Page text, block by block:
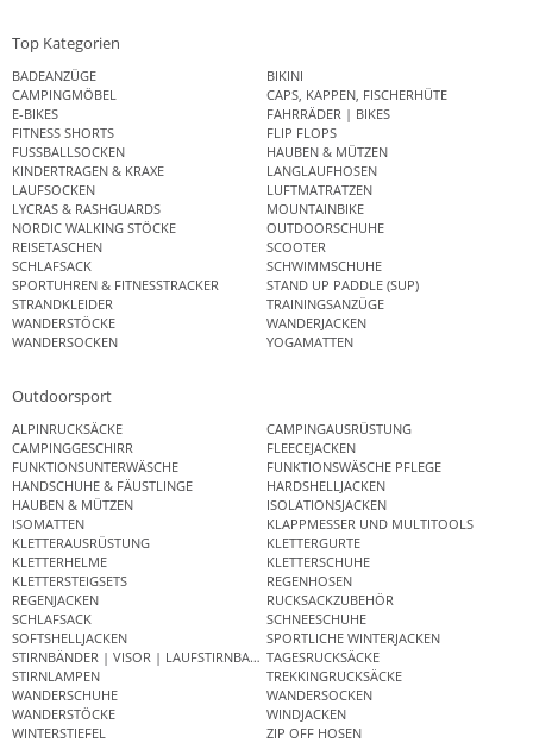
Top Kategorien
BADEANZÜGE
BIKINI
CAMPINGMÖBEL
CAPS, KAPPEN, FISCHERHÜTE
E-BIKES
FAHRRÄDER | BIKES
FITNESS SHORTS
FLIP FLOPS
FUSSBALLSOCKEN
HAUBEN & MÜTZEN
KINDERTRAGEN & KRAXE
LANGLAUFHOSEN
LAUFSOCKEN
LUFTMATRATZEN
LYCRAS & RASHGUARDS
MOUNTAINBIKE
NORDIC WALKING STÖCKE
OUTDOORSCHUHE
REISETASCHEN
SCOOTER
SCHLAFSACK
SCHWIMMSCHUHE
SPORTUHREN & FITNESSTRACKER
STAND UP PADDLE (SUP)
STRANDKLEIDER
TRAININGSANZÜGE
WANDERSTÖCKE
WANDERJACKEN
WANDERSOCKEN
YOGAMATTEN
Outdoorsport
ALPINRUCKSÄCKE
CAMPINGAUSRÜSTUNG
CAMPINGGESCHIRR
FLEECEJACKEN
FUNKTIONSUNTERWÄSCHE
FUNKTIONSWÄSCHE PFLEGE
HANDSCHUHE & FÄUSTLINGE
HARDSHELLJACKEN
HAUBEN & MÜTZEN
ISOLATIONSJACKEN
ISOMATTEN
KLAPPMESSER UND MULTITOOLS
KLETTERAUSRÜSTUNG
KLETTERGURTE
KLETTERHELME
KLETTERSCHUHE
KLETTERSTEIGSETS
REGENHOSEN
REGENJACKEN
RUCKSACKZUBEHÖR
SCHLAFSACK
SCHNEESCHUHE
SOFTSHELLJACKEN
SPORTLICHE WINTERJACKEN
STIRNBÄNDER | VISOR | LAUFSTIRNBANDTAGESRUCKSÄCKE
STIRNLAMPEN
TREKKINGRUCKSÄCKE
WANDERSCHUHE
WANDERSOCKEN
WANDERSTÖCKE
WINDJACKEN
WINTERSTIEFEL
ZIP OFF HOSEN